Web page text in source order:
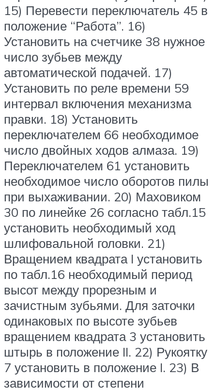
15) Перевести переключатель 45 в
положение “Работа”. 16)
Установить на счетчике 38 нужное
число зубьев между
автоматической подачей. 17)
Установить по реле времени 59
интервал включения механизма
правки. 18) Установить
переключателем 66 необходимое
число двойных ходов алмаза. 19)
Переключателем 61 установить
необходимое число оборотов пилы
при выхаживании. 20) Маховиком
30 по линейке 26 согласно табл.15
установить необходимый ход
шлифовальной головки. 21)
Вращением квадрата I установить
по табл.16 необходимый период
высот между прорезным и
зачистным зубьями. Для заточки
одинаковых по высоте зубьев
вращением квадрата 3 установить
штырь в положение II. 22) Рукоятку
7 установить в положение I. 23) В
зависимости от степени